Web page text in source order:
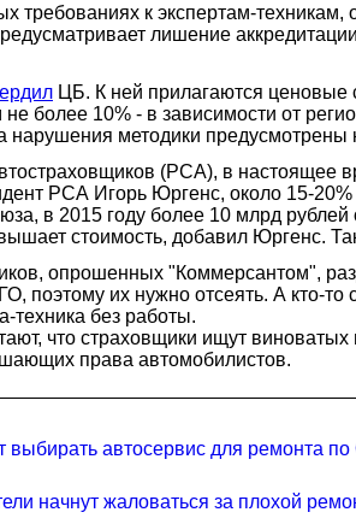
требованиях к экспертам-
лишение
ЦБ. К ней прилагаются ценовые
более 10% - в зависимости от
нарушения методики предусмотрены
(РСА), в настоящее
РСА Игорь Юргенс, около 15-
в 2015 году более 10 млрд
стоимость, добавил Юргенс.
опрошенных "Коммерсантом",
их нужно отсеять. А кто-то
техника без работы.
что страховщики ищут
права автомобилистов.
выбирать автосервис для ремонта
начнут жаловаться за плохой